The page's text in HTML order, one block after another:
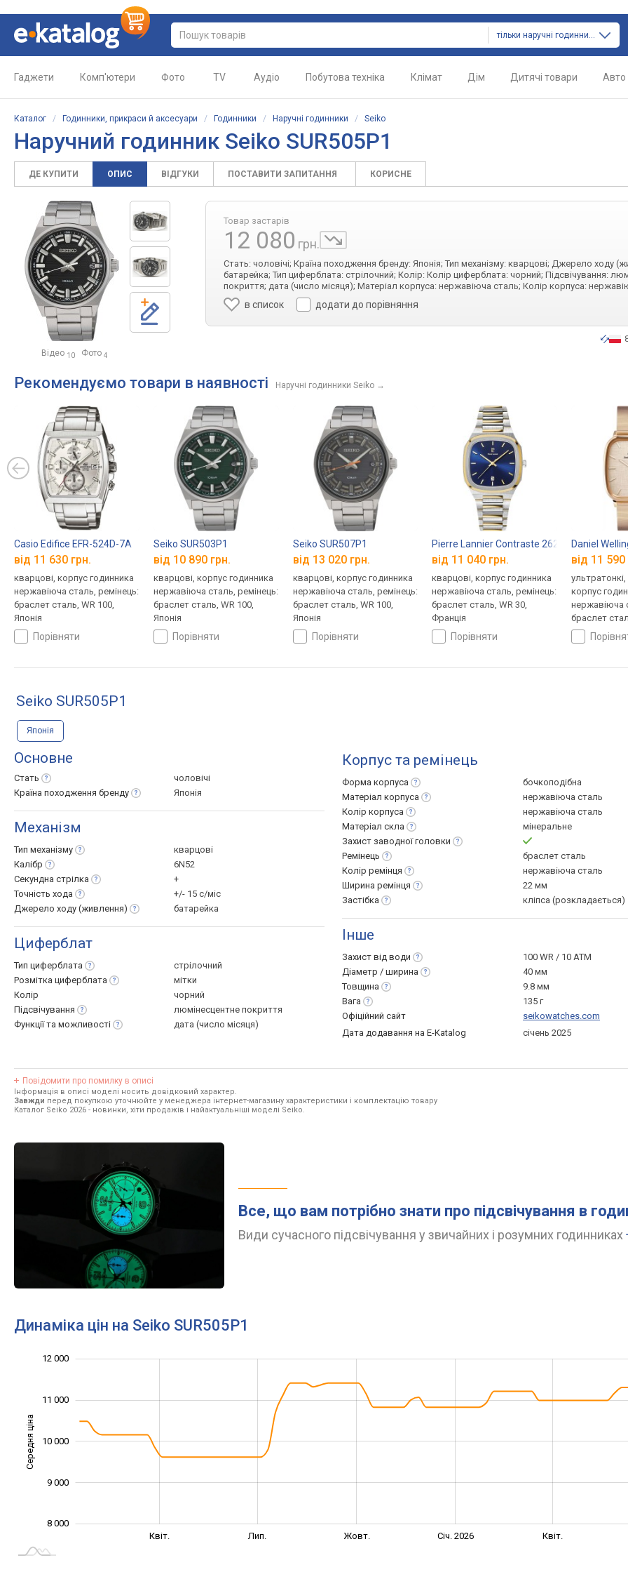
тільки наручні годинники
Гаджети Комп'ютери Фото TV Аудіо Побутова техніка Клімат Дім Дитячі товари Авто
Каталог / Годинники, прикраси й аксесуари / Годинники / Наручні годинники / Seiko
Наручний годинник Seiko SUR505P1
ДЕ КУПИТИ ОПИС ВІДГУКИ ПОСТАВИТИ ЗАПИТАННЯ КОРИСНЕ
Відео 10 Фото 4
Товар застарів
12 080 грн.
Стать: чоловічі; Країна походження бренду: Японія; Тип механізму: кварцові; Джерело ходу
батарейка; Тип циферблата: стрілочний; Колір: Колір циферблата: чорний; Підсвічування:
покриття; дата (число місяця); Матеріал корпуса: нержавіюча сталь; Колір корпуса:
в список додати до порівняння
Рекомендуємо товари в наявності Наручні годинники Seiko →
Casio Edifice EFR-524D-7A
від 11 630 грн.
кварцові, корпус годинника
нержавіюча сталь, ремінець:
браслет сталь, WR 100,
Японія
порівняти
Seiko SUR503P1
від 10 890 грн.
кварцові, корпус годинника
нержавіюча сталь, ремінець:
браслет сталь, WR 100,
Японія
порівняти
Seiko SUR507P1
від 13 020 грн.
кварцові, корпус годинника
нержавіюча сталь, ремінець:
браслет сталь, WR 100,
Японія
порівняти
Pierre Lannier Contraste 262F261
від 11 040 грн.
кварцові, корпус годинника
нержавіюча сталь, ремінець:
браслет сталь, WR 30,
Франція
порівняти
Daniel
від 11 590
корпус
нержавіюча
браслет
Швеція
Seiko SUR505P1
Японія
Основне
Стать
чоловічі
Країна походження бренду Японія
Механізм
Тип механізму
кварцові
Калібр
6N52
Секундна стрілка
+
Точність хода
+/- 15 с/міс
Джерело ходу (живлення) батарейка
Циферблат
Тип циферблата
стрілочний
Розмітка циферблата
мітки
Колір
чорний
Підсвічування
люмінесцентне покриття
Функції та можливості дата (число місяця)
Корпус та ремінець
Форма корпуса
бочкоподібна
Матеріал корпуса
нержавіюча сталь
Колір корпуса
нержавіюча сталь
Матеріал скла
мінеральне
Захист заводноїголовки
Ремінець
браслет сталь
Колір ремінця
нержавіюча сталь
Ширина ремінця
22 мм
Застібка
кліпса (розкладається)
Інше
Захист від води
100 WR / 10 ATM
Діаметр / ширина
40 мм
Товщина
9.8 мм
Вага
135 г
Офіційний сайт
seikowatches.com
Дата додавання на E-Katalog
січень 2025
Повідомити про помилку в описі
Інформація в описі моделі носить довідковий характер.
Завжди перед покупкою уточнюйте у менеджера інтернет-магазину характеристики і комплектацію товару
Каталог Seiko 2026 - новинки, хіти продажів і найактуальніші моделі Seiko.
Все, що вам потрібно знати про підсвічування в
Види сучасного підсвічування у звичайних і розумних годинниках
Динаміка цін на Seiko SUR505P1
Середня ціна 10 000
8 000
9 000
10 000
11 000
12 000
Квіт. Лип. Жовт. Січ. 2026 Квіт.